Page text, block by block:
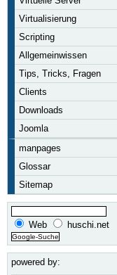
Virtualisierung
Scripting
Allgemeinwissen
Tips, Tricks, Fragen
Clients
Downloads
Joomla
manpages
Glossar
Sitemap
Web huschi.net
powered by: